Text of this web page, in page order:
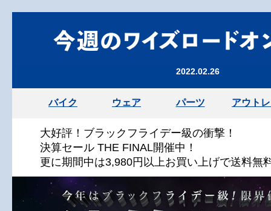
2022.02.26
バイク ウェア パーツ アウト
大好評！ブラックフライデー級の衝撃！
決算セール THE FINAL開催中！
更に期間中は3,980円以上お買い上げで送料無